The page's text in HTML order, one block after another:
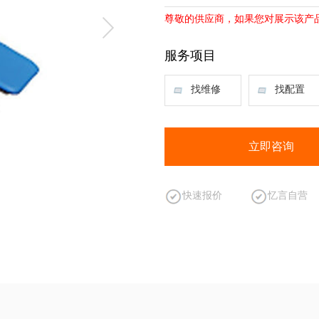
尊敬的供应商，如果您对展示该
服务项目
找维修 找配置
立即咨询
快速报价 忆言自营